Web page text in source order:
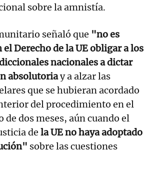
sobre la amnistía.
señaló que "no es
Derecho de la UE obligar a los
nacionales a dictar
absolutoriay a alzar las
que se hubieran acordado
del procedimiento en el
dos meses, aún cuando el
de la UE no haya adoptado
sobre las cuestiones